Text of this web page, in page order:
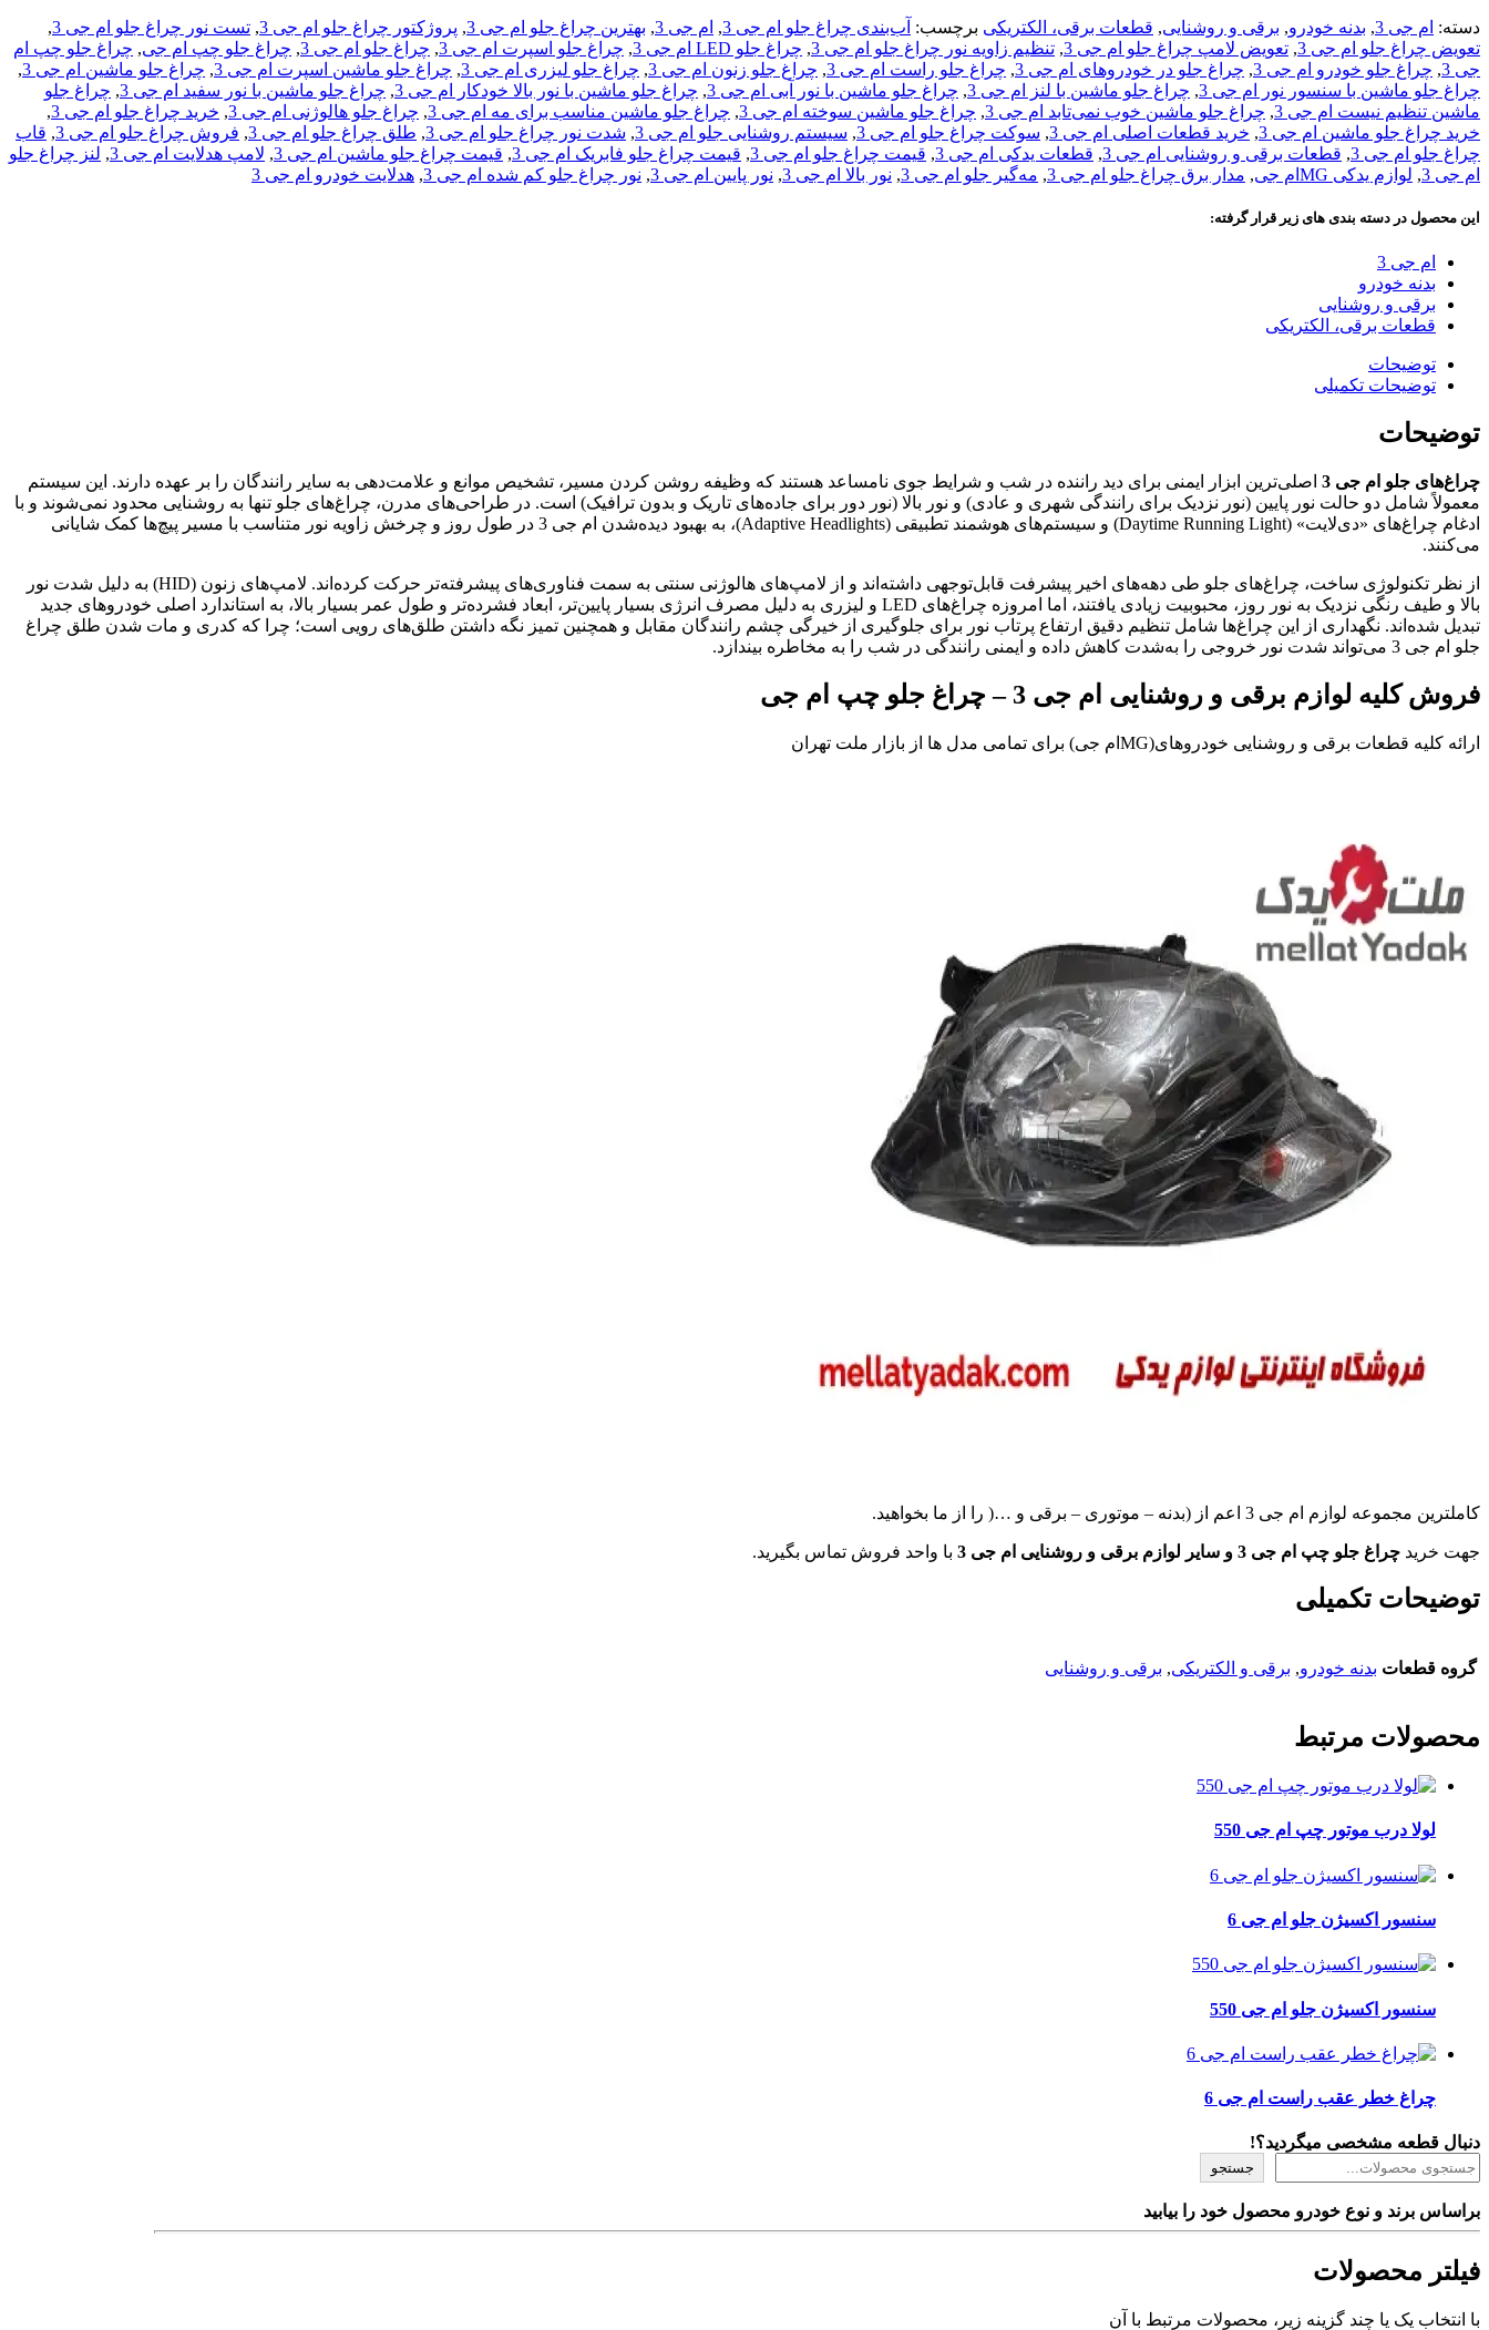
دسته: ام جی 3 , بدنه خودرو, برقی و روشنایی, قطعات برقی، الکتریکی برچسب: آب‌بندی چراغ جلو ام جی 3 , ام جی 3 , بهترین چراغ جلو ام جی 3 , پروژکتور چراغ جلو ام جی 3 , تست نور چراغ جلو ام جی 3
,
تعویض چراغ جلو ام جی 3
, تعویض لامپ چراغ جلو ام جی 3 , تنظیم زاویه نور چراغ جلو ام جی 3 , چراغ جلو LED ام جی 3 , چراغ جلو اسپرت ام جی 3 , چراغ جلو ام جی 3 , چراغ جلو چپ ام جی, چراغ جلو چپ ام
جی 3
, چراغ جلو خودرو ام جی 3 , چراغ جلو در خودروهای ام جی 3 , چراغ جلو راست ام جی 3 , چراغ جلو زنون ام جی 3 , چراغ جلو لیزری ام جی 3 , چراغ جلو ماشین اسپرت ام جی 3 , چراغ جلو ماشین ام جی 3
,
چراغ جلو ماشین با سنسور نور ام جی 3
, چراغ جلو ماشین با لنز ام جی 3 , چراغ جلو ماشین با نور آبی ام جی 3 , چراغ جلو ماشین با نور بالا خودکار ام جی 3 , چراغ جلو ماشین با نور سفید ام جی 3 , چراغ جلو
ماشین تنظیم نیست ام جی 3
, چراغ جلو ماشین خوب نمی‌تابد ام جی 3 , چراغ جلو ماشین سوخته ام جی 3 , چراغ جلو ماشین مناسب برای مه ام جی 3 , چراغ جلو هالوژنی ام جی 3 , خرید چراغ جلو ام جی 3
,
خرید چراغ جلو ماشین ام جی 3
, خرید قطعات اصلی ام جی 3 , سوکت چراغ جلو ام جی 3 , سیستم روشنایی جلو ام جی 3 , شدت نور چراغ جلو ام جی 3 , طلق چراغ جلو ام جی 3 , فروش چراغ جلو ام جی 3 , قاب
چراغ جلو ام جی 3
, قطعات برقی و روشنایی ام جی 3 , قطعات یدکی ام جی 3 , قیمت چراغ جلو ام جی 3 , قیمت چراغ جلو فابریک ام جی 3 , قیمت چراغ جلو ماشین ام جی 3 , لامپ هدلایت ام جی 3 , لنز چراغ جلو
ام جی 3
, لوازم یدکی MGام جی , مدار برق چراغ جلو ام جی 3 , مه‌گیر جلو ام جی 3 , نور بالا ام جی 3 , نور پایین ام جی 3 , نور چراغ جلو کم شده ام جی 3 , هدلایت خودرو ام جی 3
این محصول در دسته بندی های زیر قرار گرفته:
ام جی 3
بدنه خودرو
برقی و روشنایی
قطعات برقی، الکتریکی
توضیحات
توضیحات تکمیلی
توضیحات
چراغ‌های جلو ام جی 3
اصلی‌ترین ابزار ایمنی برای دید راننده در شب و شرایط جوی نامساعد هستند که وظیفه روشن کردن مسیر، تشخیص موانع و علامت‌دهی به سایر رانندگان را بر عهده دارند. این سیستم
معمولاً شامل دو حالت نور پایین (نور نزدیک برای رانندگی شهری و عادی) و نور بالا (نور دور برای جاده‌های تاریک و بدون ترافیک) است. در طراحی‌های مدرن، چراغ‌های جلو تنها به روشنایی محدود نمی‌شوند و با
ادغام چراغ‌های «دی‌لایت» (Daytime Running Light) و سیستم‌های هوشمند تطبیقی (Adaptive Headlights)، به بهبود دیده‌شدن ام جی 3 در طول روز و چرخش زاویه نور متناسب با مسیر پیچ‌ها کمک شایانی
می‌کنند.
از نظر تکنولوژی ساخت، چراغ‌های جلو طی دهه‌های اخیر پیشرفت قابل‌توجهی داشته‌اند و از لامپ‌های هالوژنی سنتی به سمت فناوری‌های پیشرفته‌تر حرکت کرده‌اند. لامپ‌های زنون (HID) به دلیل شدت نور
بالا و طیف رنگی نزدیک به نور روز، محبوبیت زیادی یافتند، اما امروزه چراغ‌های LED و لیزری به دلیل مصرف انرژی بسیار پایین‌تر، ابعاد فشرده‌تر و طول عمر بسیار بالا، به استاندارد اصلی خودروهای جدید
تبدیل شده‌اند. نگهداری از این چراغ‌ها شامل تنظیم دقیق ارتفاع پرتاب نور برای جلوگیری از خیرگی چشم رانندگان مقابل و همچنین تمیز نگه داشتن طلق‌های رویی است؛ چرا که کدری و مات شدن طلق چراغ
جلو ام جی 3 می‌تواند شدت نور خروجی را به‌شدت کاهش داده و ایمنی رانندگی در شب را به مخاطره بیندازد.
فروش کلیه لوازم برقی و روشنایی ام جی 3 – چراغ جلو چپ ام جی
ارائه کلیه قطعات برقی و روشنایی خودروهای(MGام جی) برای تمامی مدل ها از بازار ملت تهران
کاملترین مجموعه لوازم ام جی 3 اعم از (بدنه – موتوری – برقی و …( را از ما بخواهید.
جهت خرید چراغ جلو چپ ام جی 3 و سایر لوازم برقی و روشنایی ام جی 3 با واحد فروش تماس بگیرید.
توضیحات تکمیلی
گروه قطعات بدنه خودرو, برقی و الکتریکی, برقی و روشنایی
محصولات مرتبط
لولا درب موتور چپ ام جی 550
سنسور اکسیژن جلو ام جی 6
سنسور اکسیژن جلو ام جی 550
چراغ خطر عقب راست ام جی 6
دنبال قطعه مشخصی میگردید؟!
جستجو
براساس برند و نوع خودرو محصول خود را بیابید
فیلتر محصولات
با انتخاب یک یا چند گزینه زیر، محصولات مرتبط با آن